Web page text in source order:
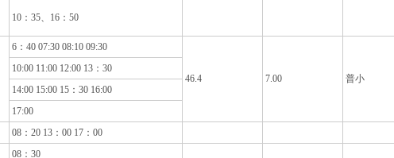
10：35、16：50
6：40 07:30 08:10 09:30
46.4 7.00 普小
10:00 11:00 12:00 13：30
14:00 15:00 15：30 16:00
17:00
08：20 13：00 17：00
08：30